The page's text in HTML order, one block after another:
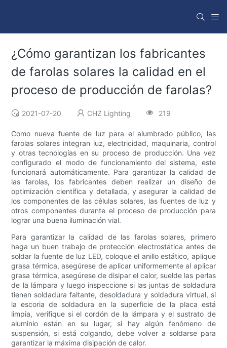
¿Cómo garantizan los fabricantes
de farolas solares la calidad en el
proceso de producción de farolas?
2021-07-20 CHZ Lighting 219
Como nueva fuente de luz para el alumbrado público, las
farolas solares integran luz, electricidad, maquinaria, control
y otras tecnologías en su proceso de producción. Una vez
configurado el modo de funcionamiento del sistema, este
funcionará automáticamente. Para garantizar la calidad de
las farolas, los fabricantes deben realizar un diseño de
optimización científica y detallada, y asegurar la calidad de
los componentes de las células solares, las fuentes de luz y
otros componentes durante el proceso de producción para
lograr una buena iluminación vial.
Para garantizar la calidad de las farolas solares, primero
haga un buen trabajo de protección electrostática antes de
soldar la fuente de luz LED, coloque el anillo estático, aplique
grasa térmica, asegúrese de aplicar uniformemente al aplicar
grasa térmica, asegúrese de disipar el calor, suelde las perlas
de la lámpara y luego inspeccione si las juntas de soldadura
tienen soldadura faltante, desoldadura y soldadura virtual, si
la escoria de soldadura en la superficie de la placa está
limpia, verifique si el cordón de la lámpara y el sustrato de
aluminio están en su lugar, si hay algún fenómeno de
suspensión, si está colgando, debe volver a soldarse para
garantizar la máxima disipación de calor.